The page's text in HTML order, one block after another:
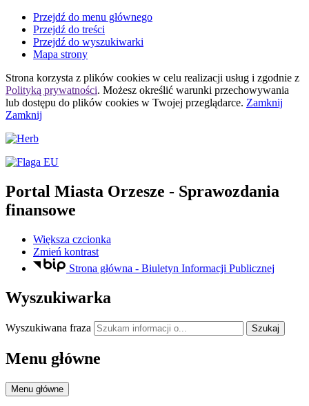
Przejdź do menu głównego
Przejdź do treści
Przejdź do wyszukiwarki
Mapa strony
Strona korzysta z plików cookies w celu realizacji usług i zgodnie z
Polityką prywatności. Możesz określić warunki przechowywania
lub dostępu do plików cookies w Twojej przeglądarce. Zamknij
Zamknij
Portal Miasta Orzesze - Sprawozdania
finansowe
Większa czcionka
Zmień kontrast
Strona główna - Biuletyn Informacji Publicznej
Wyszukiwarka
Wyszukiwana fraza Szukaj
Menu główne
Menu główne